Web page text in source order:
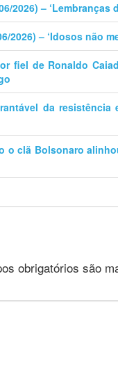
2026) –
2026) – ‘Idosos não
fiel de Ronaldo
da
o clã Bolsonaro
obrigatórios são